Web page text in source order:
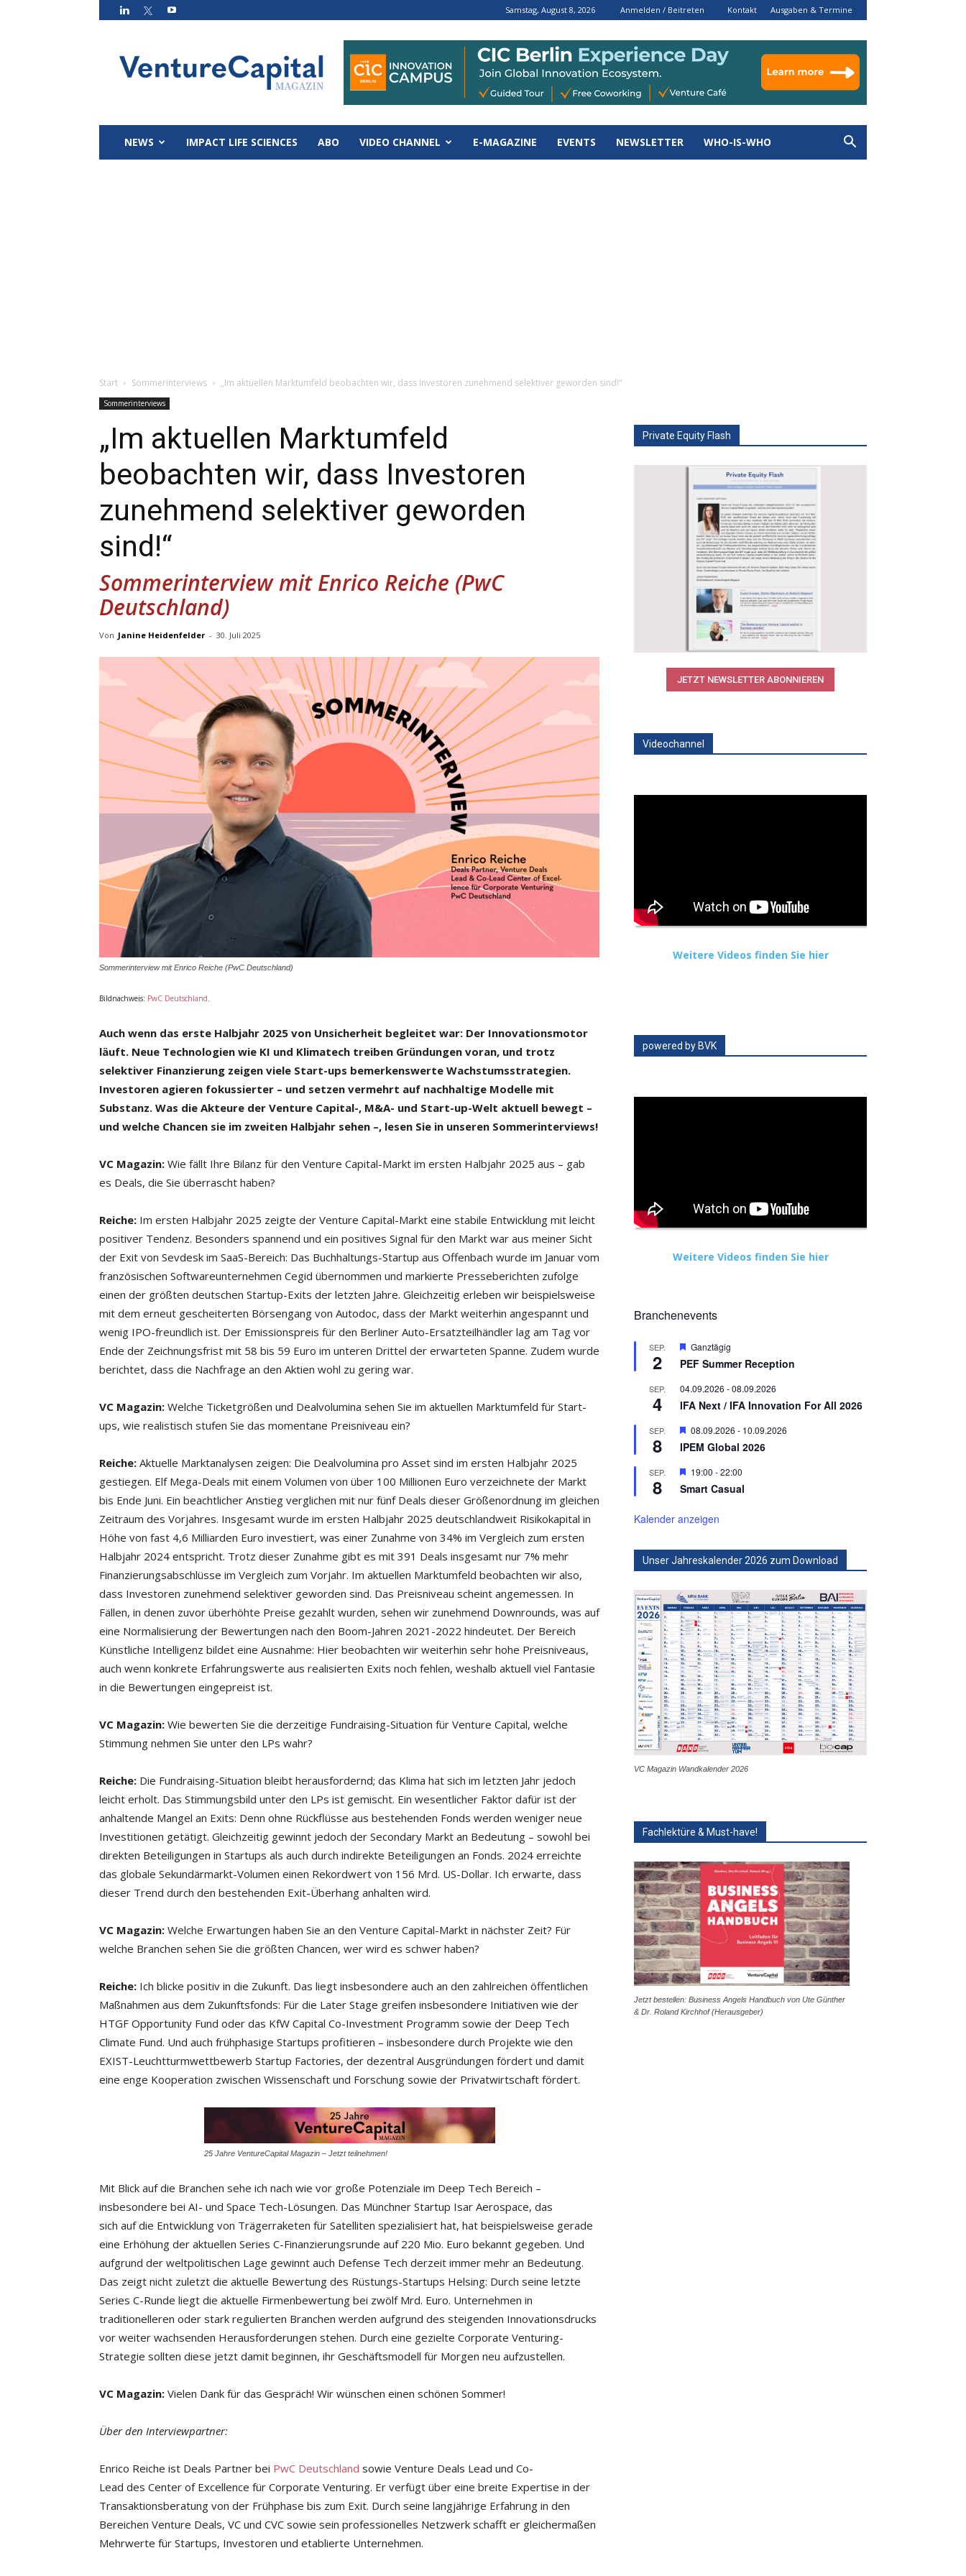
Samstag, August 8, 2026 Anmelden / Beitreten Kontakt Ausgaben & Termine
Magazin
NEWS IMPACT LIFE SCIENCES ABO VIDEO CHANNEL E-MAGAZINE EVENTS NEWSLETTER WHO-IS-WHO
Start Sommerinterviews „Im aktuellen Marktumfeld beobachten wir, dass Investoren zunehmend selektiver geworden sind!“
Sommerinterviews
„Im aktuellen Marktumfeld
beobachten wir, dass Investoren
zunehmend selektiver geworden
sind!“
Sommerinterview mit Enrico Reiche (PwC
Deutschland)
Von Janine Heidenfelder - 30. Juli 2025
Sommerinterview mit Enrico Reiche (PwC Deutschland)
Bildnachweis: PwC Deutschland.
Auch wenn das erste Halbjahr 2025 von Unsicherheit begleitet war: Der Innovationsmotor
läuft. Neue Technologien wie KI und Klimatech treiben Gründungen voran, und trotz
selektiver Finanzierung zeigen viele Start-ups bemerkenswerte Wachstumsstrategien.
Investoren agieren fokussierter – und setzen vermehrt auf nachhaltige Modelle mit
Substanz. Was die Akteure der Venture Capital-, M&A- und Start-up-Welt aktuell bewegt –
und welche Chancen sie im zweiten Halbjahr sehen –, lesen Sie in unseren Sommerinterviews!
VC Magazin: Wie fällt Ihre Bilanz für den Venture Capital-Markt im ersten Halbjahr 2025 aus – gab
es Deals, die Sie überrascht haben?
Reiche: Im ersten Halbjahr 2025 zeigte der Venture Capital-Markt eine stabile Entwicklung mit leicht
positiver Tendenz. Besonders spannend und ein positives Signal für den Markt war aus meiner Sicht
der Exit von Sevdesk im SaaS-Bereich: Das Buchhaltungs-Startup aus Offenbach wurde im Januar vom
französischen Softwareunternehmen Cegid übernommen und markierte Presseberichten zufolge
einen der größten deutschen Startup-Exits der letzten Jahre. Gleichzeitig erleben wir beispielsweise
mit dem erneut gescheiterten Börsengang von Autodoc, dass der Markt weiterhin angespannt und
wenig IPO-freundlich ist. Der Emissionspreis für den Berliner Auto-Ersatzteilhändler lag am Tag vor
Ende der Zeichnungsfrist mit 58 bis 59 Euro im unteren Drittel der erwarteten Spanne. Zudem wurde
berichtet, dass die Nachfrage an den Aktien wohl zu gering war.
VC Magazin: Welche Ticketgrößen und Dealvolumina sehen Sie im aktuellen Marktumfeld für Start-
ups, wie realistisch stufen Sie das momentane Preisniveau ein?
Reiche: Aktuelle Marktanalysen zeigen: Die Dealvolumina pro Asset sind im ersten Halbjahr 2025
gestiegen. Elf Mega-Deals mit einem Volumen von über 100 Millionen Euro verzeichnete der Markt
bis Ende Juni. Ein beachtlicher Anstieg verglichen mit nur fünf Deals dieser Größenordnung im gleichen
Zeitraum des Vorjahres. Insgesamt wurde im ersten Halbjahr 2025 deutschlandweit Risikokapital in
Höhe von fast 4,6 Milliarden Euro investiert, was einer Zunahme von 34% im Vergleich zum ersten
Halbjahr 2024 entspricht. Trotz dieser Zunahme gibt es mit 391 Deals insgesamt nur 7% mehr
Finanzierungsabschlüsse im Vergleich zum Vorjahr. Im aktuellen Marktumfeld beobachten wir also,
dass Investoren zunehmend selektiver geworden sind. Das Preisniveau scheint angemessen. In
Fällen, in denen zuvor überhöhte Preise gezahlt wurden, sehen wir zunehmend Downrounds, was auf
eine Normalisierung der Bewertungen nach den Boom-Jahren 2021-2022 hindeutet. Der Bereich
Künstliche Intelligenz bildet eine Ausnahme: Hier beobachten wir weiterhin sehr hohe Preisniveaus,
auch wenn konkrete Erfahrungswerte aus realisierten Exits noch fehlen, weshalb aktuell viel Fantasie
in die Bewertungen eingepreist ist.
VC Magazin: Wie bewerten Sie die derzeitige Fundraising-Situation für Venture Capital, welche
Stimmung nehmen Sie unter den LPs wahr?
Reiche: Die Fundraising-Situation bleibt herausfordernd; das Klima hat sich im letzten Jahr jedoch
leicht erholt. Das Stimmungsbild unter den LPs ist gemischt. Ein wesentlicher Faktor dafür ist der
anhaltende Mangel an Exits: Denn ohne Rückflüsse aus bestehenden Fonds werden weniger neue
Investitionen getätigt. Gleichzeitig gewinnt jedoch der Secondary Markt an Bedeutung – sowohl bei
direkten Beteiligungen in Startups als auch durch indirekte Beteiligungen an Fonds. 2024 erreichte
das globale Sekundärmarkt-Volumen einen Rekordwert von 156 Mrd. US-Dollar. Ich erwarte, dass
dieser Trend durch den bestehenden Exit-Überhang anhalten wird.
VC Magazin: Welche Erwartungen haben Sie an den Venture Capital-Markt in nächster Zeit? Für
welche Branchen sehen Sie die größten Chancen, wer wird es schwer haben?
Reiche: Ich blicke positiv in die Zukunft. Das liegt insbesondere auch an den zahlreichen öffentlichen
Maßnahmen aus dem Zukunftsfonds: Für die Later Stage greifen insbesondere Initiativen wie der
HTGF Opportunity Fund oder das KfW Capital Co-Investment Programm sowie der Deep Tech
Climate Fund. Und auch frühphasige Startups profitieren – insbesondere durch Projekte wie den
EXIST-Leuchtturmwettbewerb Startup Factories, der dezentral Ausgründungen fördert und damit
eine enge Kooperation zwischen Wissenschaft und Forschung sowie der Privatwirtschaft fördert.
25 Jahre VentureCapital Magazin – Jetzt teilnehmen!
Mit Blick auf die Branchen sehe ich nach wie vor große Potenziale im Deep Tech Bereich –
insbesondere bei AI- und Space Tech-Lösungen. Das Münchner Startup Isar Aerospace, das
sich auf die Entwicklung von Trägerraketen für Satelliten spezialisiert hat, hat beispielsweise gerade
eine Erhöhung der aktuellen Series C-Finanzierungsrunde auf 220 Mio. Euro bekannt gegeben. Und
aufgrund der weltpolitischen Lage gewinnt auch Defense Tech derzeit immer mehr an Bedeutung.
Das zeigt nicht zuletzt die aktuelle Bewertung des Rüstungs-Startups Helsing: Durch seine letzte
Series C-Runde liegt die aktuelle Firmenbewertung bei zwölf Mrd. Euro. Unternehmen in
traditionelleren oder stark regulierten Branchen werden aufgrund des steigenden Innovationsdrucks
vor weiter wachsenden Herausforderungen stehen. Durch eine gezielte Corporate Venturing-
Strategie sollten diese jetzt damit beginnen, ihr Geschäftsmodell für Morgen neu aufzustellen.
VC Magazin: Vielen Dank für das Gespräch! Wir wünschen einen schönen Sommer!
Über den Interviewpartner:
Enrico Reiche ist Deals Partner bei PwC Deutschland sowie Venture Deals Lead und Co-
Lead des Center of Excellence für Corporate Venturing. Er verfügt über eine breite Expertise in der
Transaktionsberatung von der Frühphase bis zum Exit. Durch seine langjährige Erfahrung in den
Bereichen Venture Deals, VC und CVC sowie sein professionelles Netzwerk schafft er gleichermaßen
Mehrwerte für Startups, Investoren und etablierte Unternehmen.
Private Equity Flash
JETZT NEWSLETTER ABONNIEREN
Videochannel
Weitere Videos finden Sie hier
powered by BVK
Weitere Videos finden Sie hier
Branchenevents
SEP.
2
Hervorgehoben
Ganztägig
PEF Summer Reception
SEP.
4
04.09.2026 -08.09.2026
IFA Next / IFA Innovation For All 2026
SEP.
8
Hervorgehoben
08.09.2026 - 10.09.2026
IPEM Global 2026
SEP.
8
Hervorgehoben
19:00 -22:00
Smart Casual
Kalender anzeigen
Unser Jahreskalender 2026 zum Download
VC Magazin Wandkalender 2026
Fachlektüre & Must-have!
Jetzt bestellen: Business Angels Handbuch von Ute Günther
& Dr. Roland Kirchhof (Herausgeber)